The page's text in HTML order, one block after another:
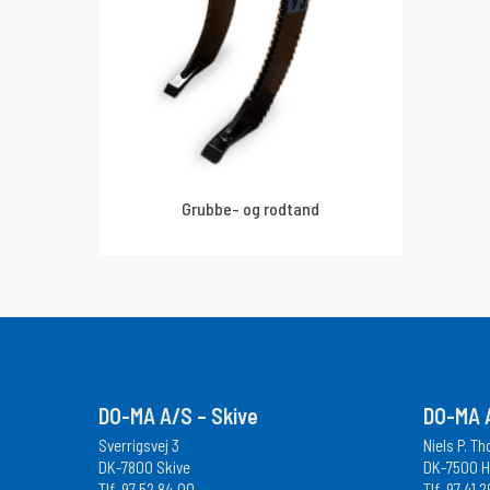
Grubbe- og rodtand
DO-MA A/S – Skive
Sverrigsvej 3
DK-7800 Skive
DO-
Niels P.
DK-7500